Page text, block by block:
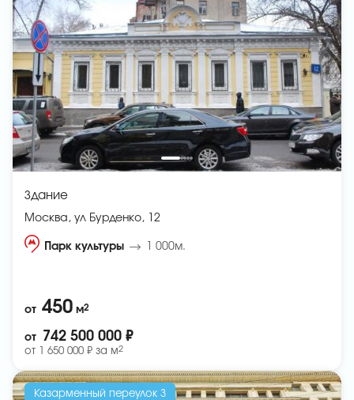
Здание
Москва, ул Бурденко, 12
Парк культуры 1 000м.
от 450 м2
от 742 500 000 ₽
от 1 650 000 ₽ за м2
Казарменный переулок 3